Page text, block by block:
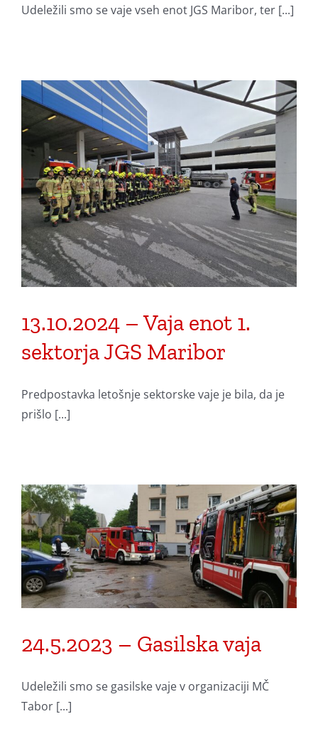
Udeležili smo se vaje vseh enot JGS Maribor, ter [...]
13.10.2024 – Vaja enot 1.
sektorja JGS Maribor
Predpostavka letošnje sektorske vaje je bila, da je
prišlo [...]
24.5.2023 – Gasilska vaja
Udeležili smo se gasilske vaje v organizaciji MČ
Tabor [...]